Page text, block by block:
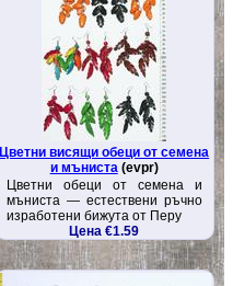
Цветни висящи обеци от семена
и мъниста(evpr)
Цветни обеци от семена и
мъниста — естествени ръчно
изработени бижута от Перу
Цена €1.59